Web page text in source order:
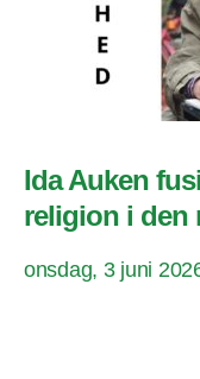
Ida Auken
religion i den
onsdag, 3 juni